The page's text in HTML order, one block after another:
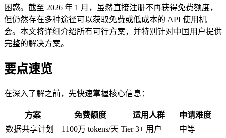
困惑。截至 2026 年 1 月，虽然直接注册不再获得免费额度，
但仍然存在多种途径可以获取免费或低成本的 API 使用机
会。本文将详细介绍所有可行方案，并特别针对中国用户提供
完整的解决方案。
要点速览
在深入了解之前，先快速掌握核心信息：
方案 免费额度 适用人群
申请难度
数据共享计划
1100万 tokens/天 Tier 3+ 用户
中等